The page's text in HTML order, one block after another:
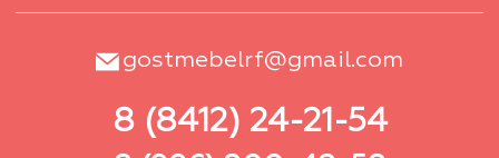
gostmebelrf@gmail.com
8 (8412) 24-21-54